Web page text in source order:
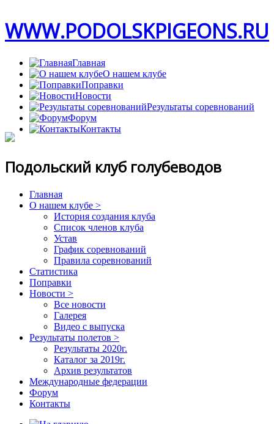
WWW.PODOLSKPIGEONS.RU
Главная
О нашем клубе
Поправки
Новости
Результаты соревнований
Форум
Контакты
Подольский клуб голубеводов
Главная
О нашем клубе >
История создания клуба
Список членов клуба
Устав
График соревнований
Правила соревнований
Статистика
Поправки
Новости >
Все новости
Галерея
Видео с выпуска
Результаты полетов >
Результаты 2020г.
Каталог за 2019г.
Архив результатов
Международные федерации
Форум
Контакты